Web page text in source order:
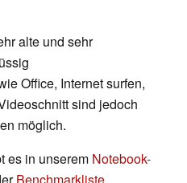
alte und sehr
Office, Internet surfen,
sind jedoch
möglich.
es in unserem Notebook-